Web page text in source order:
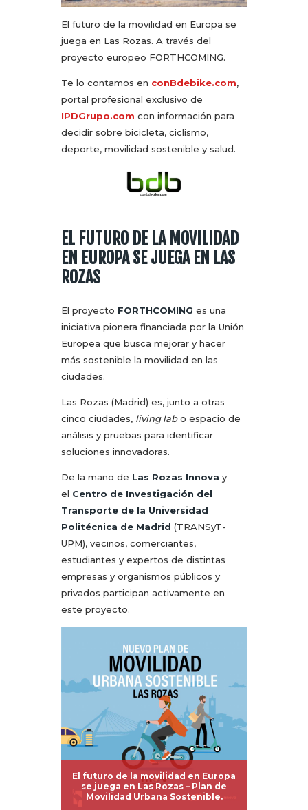
El futuro de la movilidad en Europa se
juega en Las Rozas. A través del
proyecto europeo FORTHCOMING.
Te lo contamos en conBdebike.com,
portal profesional exclusivo de
IPDGrupo.com con información para
decidir sobre bicicleta, ciclismo,
deporte, movilidad sostenible y salud.
EL FUTURO DE LA MOVILIDAD
EN EUROPA SE JUEGA EN LAS
ROZAS
El proyecto FORTHCOMING es una
iniciativa pionera financiada por la Unión
Europea que busca mejorar y hacer
más sostenible la movilidad en las
ciudades.
Las Rozas (Madrid) es, junto a otras
cinco ciudades, living labo espacio de
análisis y pruebas para identificar
soluciones innovadoras.
De la mano de Las Rozas Innova y
el Centro de Investigación del
Transporte de la Universidad
Politécnica de Madrid (TRANSyT-
UPM), vecinos, comerciantes,
estudiantes y expertos de distintas
empresas y organismos públicos y
privados participan activamente en
este proyecto.
El futuro de la movilidad en Europa
se juega en Las Rozas – Plan de
Movilidad Urbana Sostenible.